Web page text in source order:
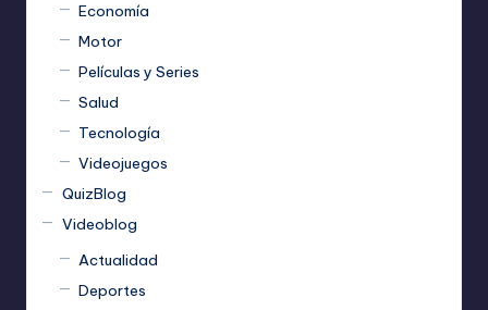
Economía
Motor
Películas y Series
Salud
Tecnología
Videojuegos
QuizBlog
Videoblog
Actualidad
Deportes